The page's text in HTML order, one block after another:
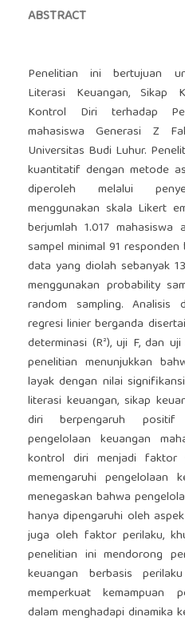
ABSTRACT
Penelitian ini bertujuan
Literasi Keuangan, Sikap
Kontrol Diri terhadap
mahasiswa Generasi Z
Universitas Budi Luhur.
kuantitatif dengan metode
diperoleh melalui
menggunakan skala Likert
berjumlah 1.017 mahasiswa
sampel minimal 91
data yang diolah sebanyak
menggunakan probability
random sampling. Analisis
regresi linier berganda
determinasi (R²), uji F, dan
penelitian menunjukkan
layak dengan nilai
literasi keuangan, sikap
diri berpengaruh
pengelolaan keuangan
kontrol diri menjadi faktor
memengaruhi pengelolaan
menegaskan bahwa
hanya dipengaruhi oleh
juga oleh faktor perilaku,
penelitian ini mendorong
keuangan berbasis
memperkuat kemampuan
dalam menghadapi dinamika